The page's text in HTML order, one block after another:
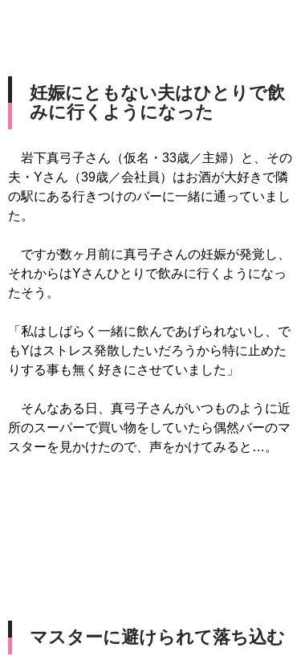
妊娠にともない夫はひとりで飲
みに行くようになった
岩下真弓子さん（仮名・33歳／主婦）と、その
夫・Yさん（39歳／会社員）はお酒が大好きで隣
の駅にある行きつけのバーに一緒に通っていまし
た。
ですが数ヶ月前に真弓子さんの妊娠が発覚し、
それからはYさんひとりで飲みに行くようになっ
たそう。
「私はしばらく一緒に飲んであげられないし、で
もYはストレス発散したいだろうから特に止めた
りする事も無く好きにさせていました」
そんなある日、真弓子さんがいつものように近
所のスーパーで買い物をしていたら偶然バーのマ
スターを見かけたので、声をかけてみると…。
マスターに避けられて落ち込む